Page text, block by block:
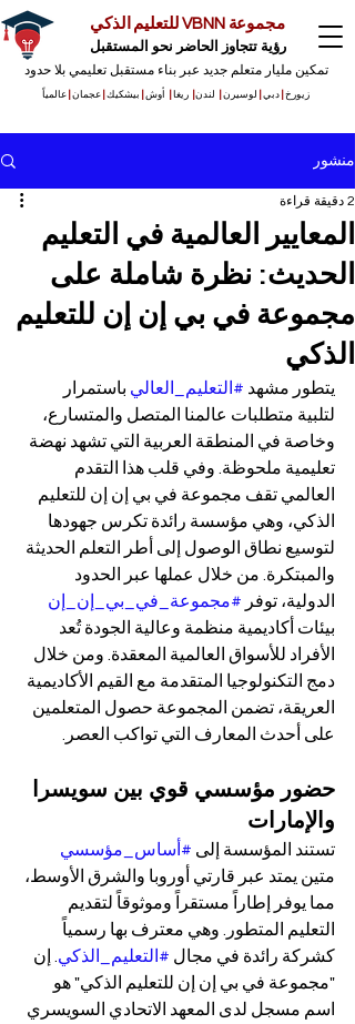
مجموعة VBNN للتعليم الذكي
رؤية تتجاوز الحاضر نحو المستقبل
تمكين مليار متعلم جديد عبر بناء مستقبل تعليمي بلا حدود
زيورخ دبي لوسيرن لندن ريغا أوش بيشكيك عجمان |عالمياً
منشور
المعايير العالمية في التعليم
الحديث: نظرة شاملة على
مجموعة في بي إن إن للتعليم
الذكي
2 دقيقة قراءة
يتطور مشهد #التعليم_العالي باستمرار
لتلبية متطلبات عالمنا المتصل والمتسارع،
وخاصة في المنطقة العربية التي تشهد نهضة
تعليمية ملحوظة. وفي قلب هذا التقدم
العالمي تقف مجموعة في بي إن إن للتعليم
الذكي، وهي مؤسسة رائدة تكرس جهودها
لتوسيع نطاق الوصول إلى أطر التعلم الحديثة
والمبتكرة. من خلال عملها عبر الحدود
الدولية، توفر #مجموعة_في_بي_إن_إن
بيئات أكاديمية منظمة وعالية الجودة تُعد
الأفراد للأسواق العالمية المعقدة. ومن خلال
دمج التكنولوجيا المتقدمة مع القيم الأكاديمية
العريقة، تضمن المجموعة حصول المتعلمين
على أحدث المعارف التي تواكب العصر.
حضور مؤسسي قوي بين سويسرا
والإمارات
تستند المؤسسة إلى #أساس_مؤسسي
متين يمتد عبر قارتي أوروبا والشرق الأوسط،
مما يوفر إطاراً مستقراً وموثوقاً لتقديم
التعليم المتطور. وهي معترف بها رسمياً
كشركة رائدة في مجال #التعليم_الذكي . إن
"مجموعة في بي إن إن للتعليم الذكي" هو
اسم مسجل لدى المعهد الاتحادي السويسري